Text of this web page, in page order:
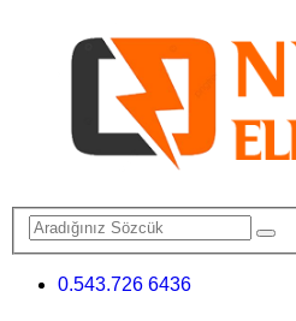
0.543.726 6436